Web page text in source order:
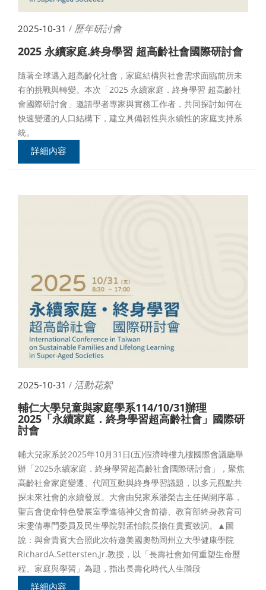
2025-10-31 / 歷年研討會
2025 永續家庭.終身學習 超高齡社會國際研討會
隨著全球邁入超高齡化社會，家庭結構與社會需求面臨前所未
有的挑戰與轉變。本次「2025 永續家庭．終身學習 超高齡社
會國際研討會」邀請學者專家與實務工作者，共同探討如何在
快速變遷的人口結構下，建立具備韌性與永續性的家庭支持系
統。
詳細內容
2025-10-31 / 活動花絮
輔仁大學兒童與家庭學系114/10/31辦理
2025「永續家庭．終身學習超高齡社會」國際研
討會
輔大兒家系於2025年10月31日(五)假濟時樓九樓國際會議廳舉
辦「2025永續家庭．終身學習超高齡社會國際研討會」，聚焦
高齡社會家庭變遷、代間互動與終身學習議題，以多元觀點共
探未來社會的永續發展。大會由兒家系潘榮吉主任揭開序幕，
聖言會使命特色發展室季進德神父會前禱、教育部終身教育司
宋雯倩專門委員及民生學院郭孟怡院長擔任貴賓致詞。▲圖
說：與會貴賓大合照此次特邀美國奧勒岡州立大學健康學院
RichardA.Settersten,Jr.教授，以「長壽社會如何重塑生命歷
程、家庭與學習」為題，指出長壽化時代人生階段
詳細內容